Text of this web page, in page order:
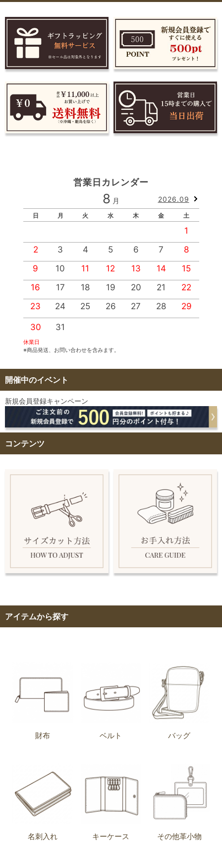
営業日カレンダー
8 月 2026.09
日 月 火 水 木 金 土
1
2
3 4 5 6 7
8
9
10 11 12 13 14
15
16
17 18 19 20 21
22
23
24 25 26 27 28 29
30 31
休業日
※商品発送、お問い合わせを含みます。
開催中のイベント
新規会員登録キャンペーン
コンテンツ
アイテムから探す
財布 ベルト バッグ
名刺入れ キーケース その他革小物